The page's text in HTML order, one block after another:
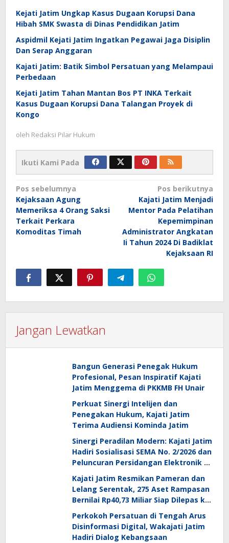
Kejati Jatim Ungkap Kasus Dugaan Korupsi Dana
Hibah SMK Swasta di Dinas Pendidikan Jatim
Aspidmil Kejati Jatim Ingatkan Pegawai Jaga Disiplin
Dan Serap Anggaran
Kajati Jatim: Batik Simbol Persatuan yang Melampaui
Perbedaan
Kejati Jatim Tahan Mantan Bos PT INKA Terkait
Kasus Dugaan Korupsi Dana Talangan Proyek di
Kongo
oleh Redaksi Pilar Hukum
Ikuti Kami Pada
Navigasi
pos
Pos sebelumnya
Kejaksaan Agung
Memeriksa 4 Orang Saksi
Terkait Perkara
Komoditas Timah
Pos berikutnya
Kajati Jatim Menjadi
Mentor Pada Pelatihan
Kepemimpinan
Administrator Angkatan
Ii Tahun 2024 Di Badiklat
Kejaksaan RI
Jangan Lewatkan
Bangun Generasi Penegak Hukum
Profesional, Pesan Inspiratif Kajati
Jatim Menggema di PKKMB FH Unair
Perkuat Sinergi Intelijen dan
Penegakan Hukum, Kajati Jatim
Terima Audiensi Kominda Jatim
Sinergi Peradilan Modern: Kajati Jatim
Hadiri Sosialisasi SEMA No. 2/2026 dan
Peluncuran Persidangan Elektronik di
PT Surabaya
Kajati Jatim Resmikan Pameran dan
Lelang Serentak, 275 Aset Rampasan
Bernilai Rp40,73 Miliar Siap Dilepas ke
Publik
Perkokoh Persatuan di Tengah Arus
Disinformasi Digital, Wakajati Jatim
Hadiri Dialog Kebangsaan